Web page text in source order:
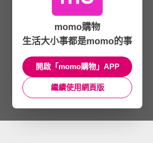
momo購物
生活大小事都是momo的事
開啟「momo購物」APP
繼續使用網頁版